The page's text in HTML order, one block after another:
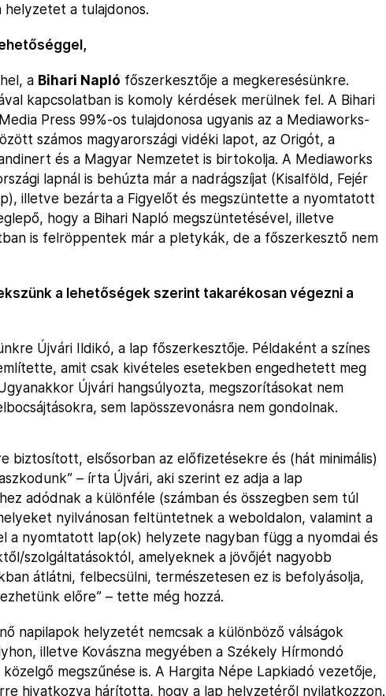
helyzetet a tulajdonos.
a Bihari Napló főszerkesztője a megkeresésünkre.
kapcsolatban is komoly kérdések merülnek fel. A Bihari
Press 99%-os tulajdonosa ugyanis az a Mediaworks-
számos magyarországi vidéki lapot, az Origót, a
és a Magyar Nemzetet is birtokolja. A Mediaworks
lapnál is behúzta már a nadrágszíjat (Kisalföld, Fejér
illetve bezárta a Figyelőt és megszüntette a nyomtatott
hogy a Bihari Napló megszüntetésével, illetve
is felröppentek már a pletykák, de a főszerkesztő nem
a lehetőségek szerint takarékosan végezni a
Újvári Ildikó, a lap főszerkesztője. Példaként a színes
amit csak kivételes esetekben engedhetett meg
Újvári hangsúlyozta, megszorításokat nem
sem lapösszevonásra nem gondolnak.
biztosított, elsősorban az előfizetésekre és (hát minimális)
– írta Újvári, aki szerint ez adja a lap
adódnak a különféle (számban és összegben sem túl
nyilvánosan feltüntetnek a weboldalon, valamint a
a nyomtatott lap(ok) helyzete nagyban függ a nyomdai és
szolgáltatásoktól, amelyeknek a jövőjét nagyobb
átlátni, felbecsülni, természetesen ez is befolyásolja,
előre” – tette még hozzá.
napilapok helyzetét nemcsak a különböző válságok
illetve Kovászna megyében a Székely Hírmondó
megszűnése is. A Hargita Népe Lapkiadó vezetője,
hivatkozva hárította, hogy a lap helyzetéről nyilatkozzon.